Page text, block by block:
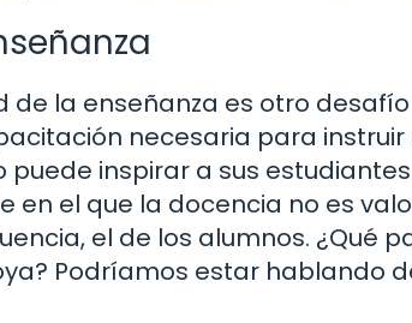
la enseñanza es otro
necesaria para
inspirar a sus
en el que la docencia no es
el de los alumnos. ¿Qué
Podríamos estar hablando